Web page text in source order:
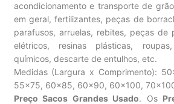
acondicionamento e transporte de
em geral, fertilizantes, peças de
parafusos, arruelas, rebites, peças de
elétricos, resinas plásticas,
químicos, descarte de entulhos, etc.
Medidas (Largura x Comprimento):
55×75, 60×85, 60×90, 60×100,
Preço Sacos Grandes Usado. Os